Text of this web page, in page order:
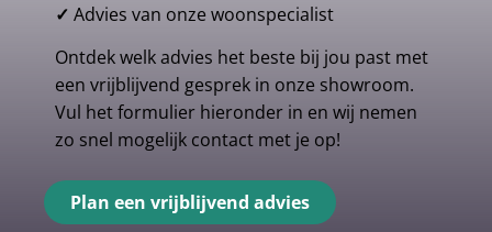
✓ Advies van onze woonspecialist
Ontdek welk advies het beste bij jou past met
een vrijblijvend gesprek in onze showroom.
Vul het formulier hieronder in en wij nemen
zo snel mogelijk contact met je op!
Plan een vrijblijvend advies